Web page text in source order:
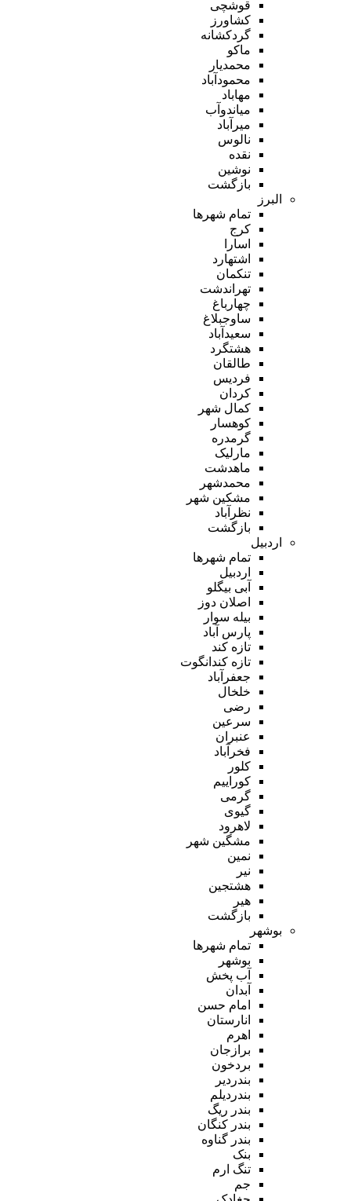
قوشچی
کشاورز
گردکشانه
ماکو
محمدیار
محمودآباد
مهاباد
میاندوآب
میرآباد
نالوس
نقده
نوشین
بازگشت
البرز
تمام شهر‌ها
کرج
اسارا
اشتهارد
تنکمان
تهراندشت
چهارباغ
ساوجبلاغ
سعیدآباد
هشتگرد
طالقان
فردیس
کردان
کمال شهر
کوهسار
گرمدره
مارلیک
ماهدشت
محمدشهر
مشکین شهر
نظرآباد
بازگشت
اردبیل
تمام شهر‌ها
اردبیل
آبی بیگلو
اصلان دوز
بیله سوار
پارس آباد
تازه کند
تازه کندانگوت
جعفرآباد
خلخال
رضی
سرعین
عنبران
فخرآباد
کلور
کوراییم
گرمی
گیوی
لاهرود
مشگین شهر
نمین
نیر
هشتجین
هیر
بازگشت
بوشهر
تمام شهر‌ها
بوشهر
آب پخش
آبدان
امام حسن
انارستان
اهرم
برازجان
بردخون
بندردیر
بندردیلم
بندر ریگ
بندر کنگان
بندر گناوه
بنک
تنگ ارم
جم